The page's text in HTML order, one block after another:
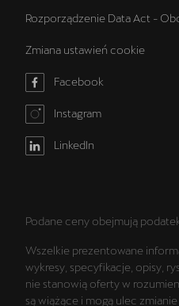
Rozporządzenie Data Act -
Zmiana ustawień cookie
Facebook
Instagram
LinkedIn
Podane ceny obejmują
Wszelkie prezentowane
wykresy, specyfikacje, opisy,
nie stanowią oferty w
są wiążące i mogą ulec